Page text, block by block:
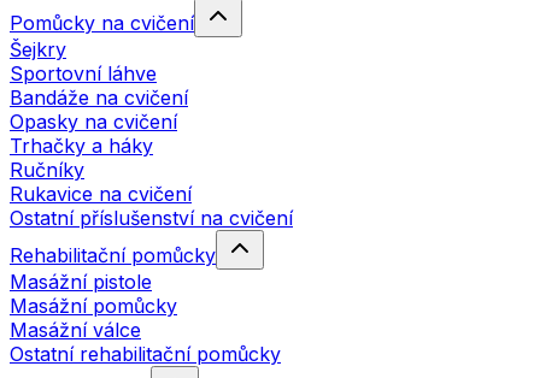
Pomůcky na cvičení
Šejkry
Sportovní láhve
Bandáže na cvičení
Opasky na cvičení
Trhačky a háky
Ručníky
Rukavice na cvičení
Ostatní příslušenství na cvičení
Rehabilitační pomůcky
Masážní pistole
Masážní pomůcky
Masážní válce
Ostatní rehabilitační pomůcky